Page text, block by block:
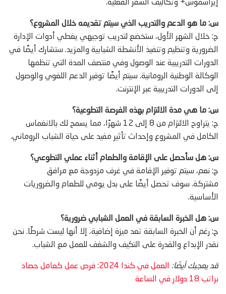
إيراسموس+ وتكاليف السفر الفعلية.
س: ما هو الدعم والتدريب الذي سيتم تقديمه خلال المشروع؟
ج: خلال الشهر الأول، ستخضع لتدريب توجيهي يغطي أدوات الإدارة
الضرورية وتنظيم وتنفيذ الأنشطة الشبابية والمزيد. ستشارك أيضًا في
الدورات التدريبية عند الوصول وفي منتصف المدة التي تنظمها
الوكالة الوطنية الرومانية. سيتم أيضًا توفير الدعم اللغوي والوصول
إلى الدورات التدريبية عبر الإنترنت.
س: ما هي مدة الالتزام بهذه الفرصة التطوعية؟
ج: يتراوح الالتزام من 8 إلى 12 شهرًا، مما يسمح لك بالانغماس
الكامل في المشروع وإحداث تأثير مفيد على حياة الشباب الروماني.
س: هل سأحصل على الإقامة والطعام أثناء عملي التطوعي؟
ج: نعم، سيتم توفير الإقامة في غرف مزدوجة مع مرافق
مشتركة. سوف تحصل أيضًا على بدل يومي للطعام والضروريات
الأساسية.
س: هل الخبرة السابقة في العمل الشبابي ضرورية؟
ج: رغم أن الخبرة السابقة تعد ميزة إضافية، إلا أنها ليست شرطًا. نحن
نقدر الإبداع والقدرة على التكيف والشغف للعمل مع الشباب.
قد يعجبك أيضًا:
العمل في كندا 2024: فرص عمل كعامل حصاد
براتب 18 دولار في الساعة